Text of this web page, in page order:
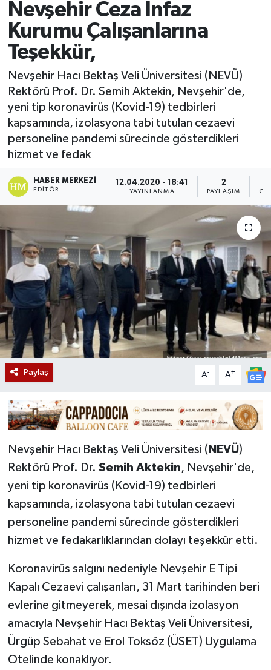
Nevşehir Ceza İnfaz
Kurumu Çalışanlarına
Teşekkür,
Nevşehir Hacı Bektaş Veli Üniversitesi (NEVÜ)
Rektörü Prof. Dr. Semih Aktekin, Nevşehir'de,
yeni tip koronavirüs (Kovid-19) tedbirleri
kapsamında, izolasyona tabi tutulan cezaevi
personeline pandemi sürecinde gösterdikleri
hizmet ve fedak
HABER MERKEZI
EDITÖR
12.04.2020 - 18:41
YAYINLANMA
2
PAYLAŞIM
Paylaş A- A+
Nevşehir Hacı Bektaş Veli Üniversitesi ( NEVÜ)
Rektörü Prof. Dr. Semih Aktekin, Nevşehir'de,
yeni tip koronavirüs (Kovid-19) tedbirleri
kapsamında, izolasyona tabi tutulan cezaevi
personeline pandemi sürecinde gösterdikleri
hizmet ve fedakarlıklarından dolayı teşekkür etti.
Koronavirüs salgını nedeniyle Nevşehir E Tipi
Kapalı Cezaevi çalışanları, 31 Mart tarihinden beri
evlerine gitmeyerek, mesai dışında izolasyon
amacıyla Nevşehir Hacı Bektaş Veli Üniversitesi,
Ürgüp Sebahat ve Erol Toksöz (ÜSET) Uygulama
Otelinde konaklıyor.